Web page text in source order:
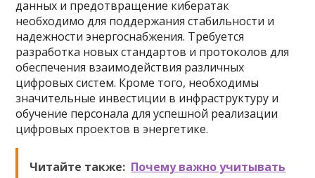
данных и предотвращение кибератак
необходимо для поддержания стабильности и
надежности энергоснабжения. Требуется
разработка новых стандартов и протоколов для
обеспечения взаимодействия различных
цифровых систем. Кроме того, необходимы
значительные инвестиции в инфраструктуру и
обучение персонала для успешной реализации
цифровых проектов в энергетике.
Читайте также: Почему важно учитывать